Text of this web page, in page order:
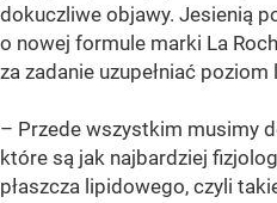
dokuczliwe objawy. Jesienią
o nowej formule marki La
za zadanie uzupełniać poziom
– Przede wszystkim musimy
które są jak najbardziej
płaszcza lipidowego, czyli